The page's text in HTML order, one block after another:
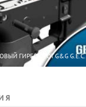
ГИРБОКС ОТ G&G G.E.C.